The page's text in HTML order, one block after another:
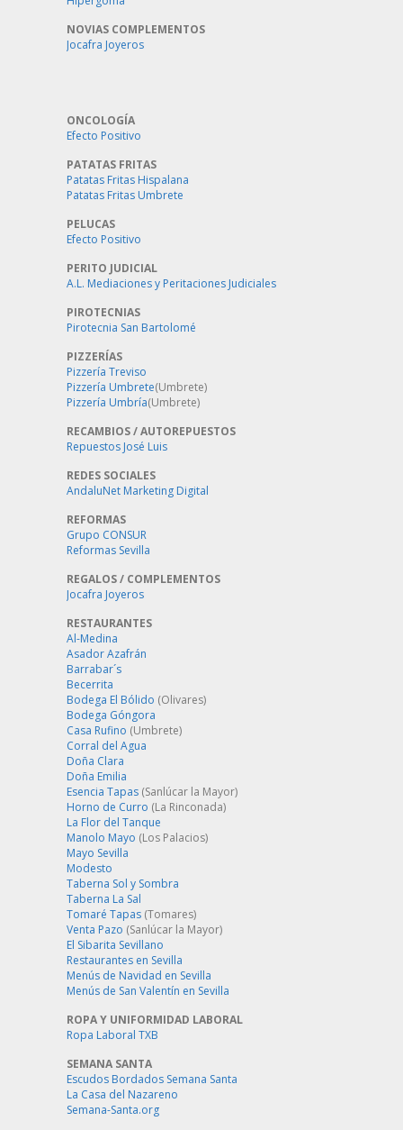
NOVIAS COMPLEMENTOS
Jocafra Joyeros
ONCOLOGÍA
Efecto Positivo
PATATAS FRITAS
Patatas Fritas Hispalana
Patatas Fritas Umbrete
PELUCAS
Efecto Positivo
PERITO JUDICIAL
A.L. Mediaciones y Peritaciones Judiciales
PIROTECNIAS
Pirotecnia San Bartolomé
PIZZERÍAS
Pizzería Treviso
Pizzería Umbrete(Umbrete)
Pizzería Umbría(Umbrete)
RECAMBIOS / AUTOREPUESTOS
Repuestos José Luis
REDES SOCIALES
AndaluNet Marketing Digital
REFORMAS
Grupo CONSUR
Reformas Sevilla
REGALOS / COMPLEMENTOS
Jocafra Joyeros
RESTAURANTES
Al-Medina
Asador Azafrán
Barrabar´s
Becerrita
Bodega El Bólido (Olivares)
Bodega Góngora
Casa Rufino (Umbrete)
Corral del Agua
Doña Clara
Doña Emilia
Esencia Tapas (Sanlúcar la Mayor)
Horno de Curro (La Rinconada)
La Flor del Tanque
Manolo Mayo (Los Palacios)
Mayo Sevilla
Modesto
Taberna Sol y Sombra
Taberna La Sal
Tomaré Tapas (Tomares)
Venta Pazo (Sanlúcar la Mayor)
El Sibarita Sevillano
Restaurantes en Sevilla
Menús de Navidad en Sevilla
Menús de San Valentín en Sevilla
ROPA Y UNIFORMIDAD LABORAL
Ropa Laboral TXB
SEMANA SANTA
Escudos Bordados Semana Santa
La Casa del Nazareno
Semana-Santa.org